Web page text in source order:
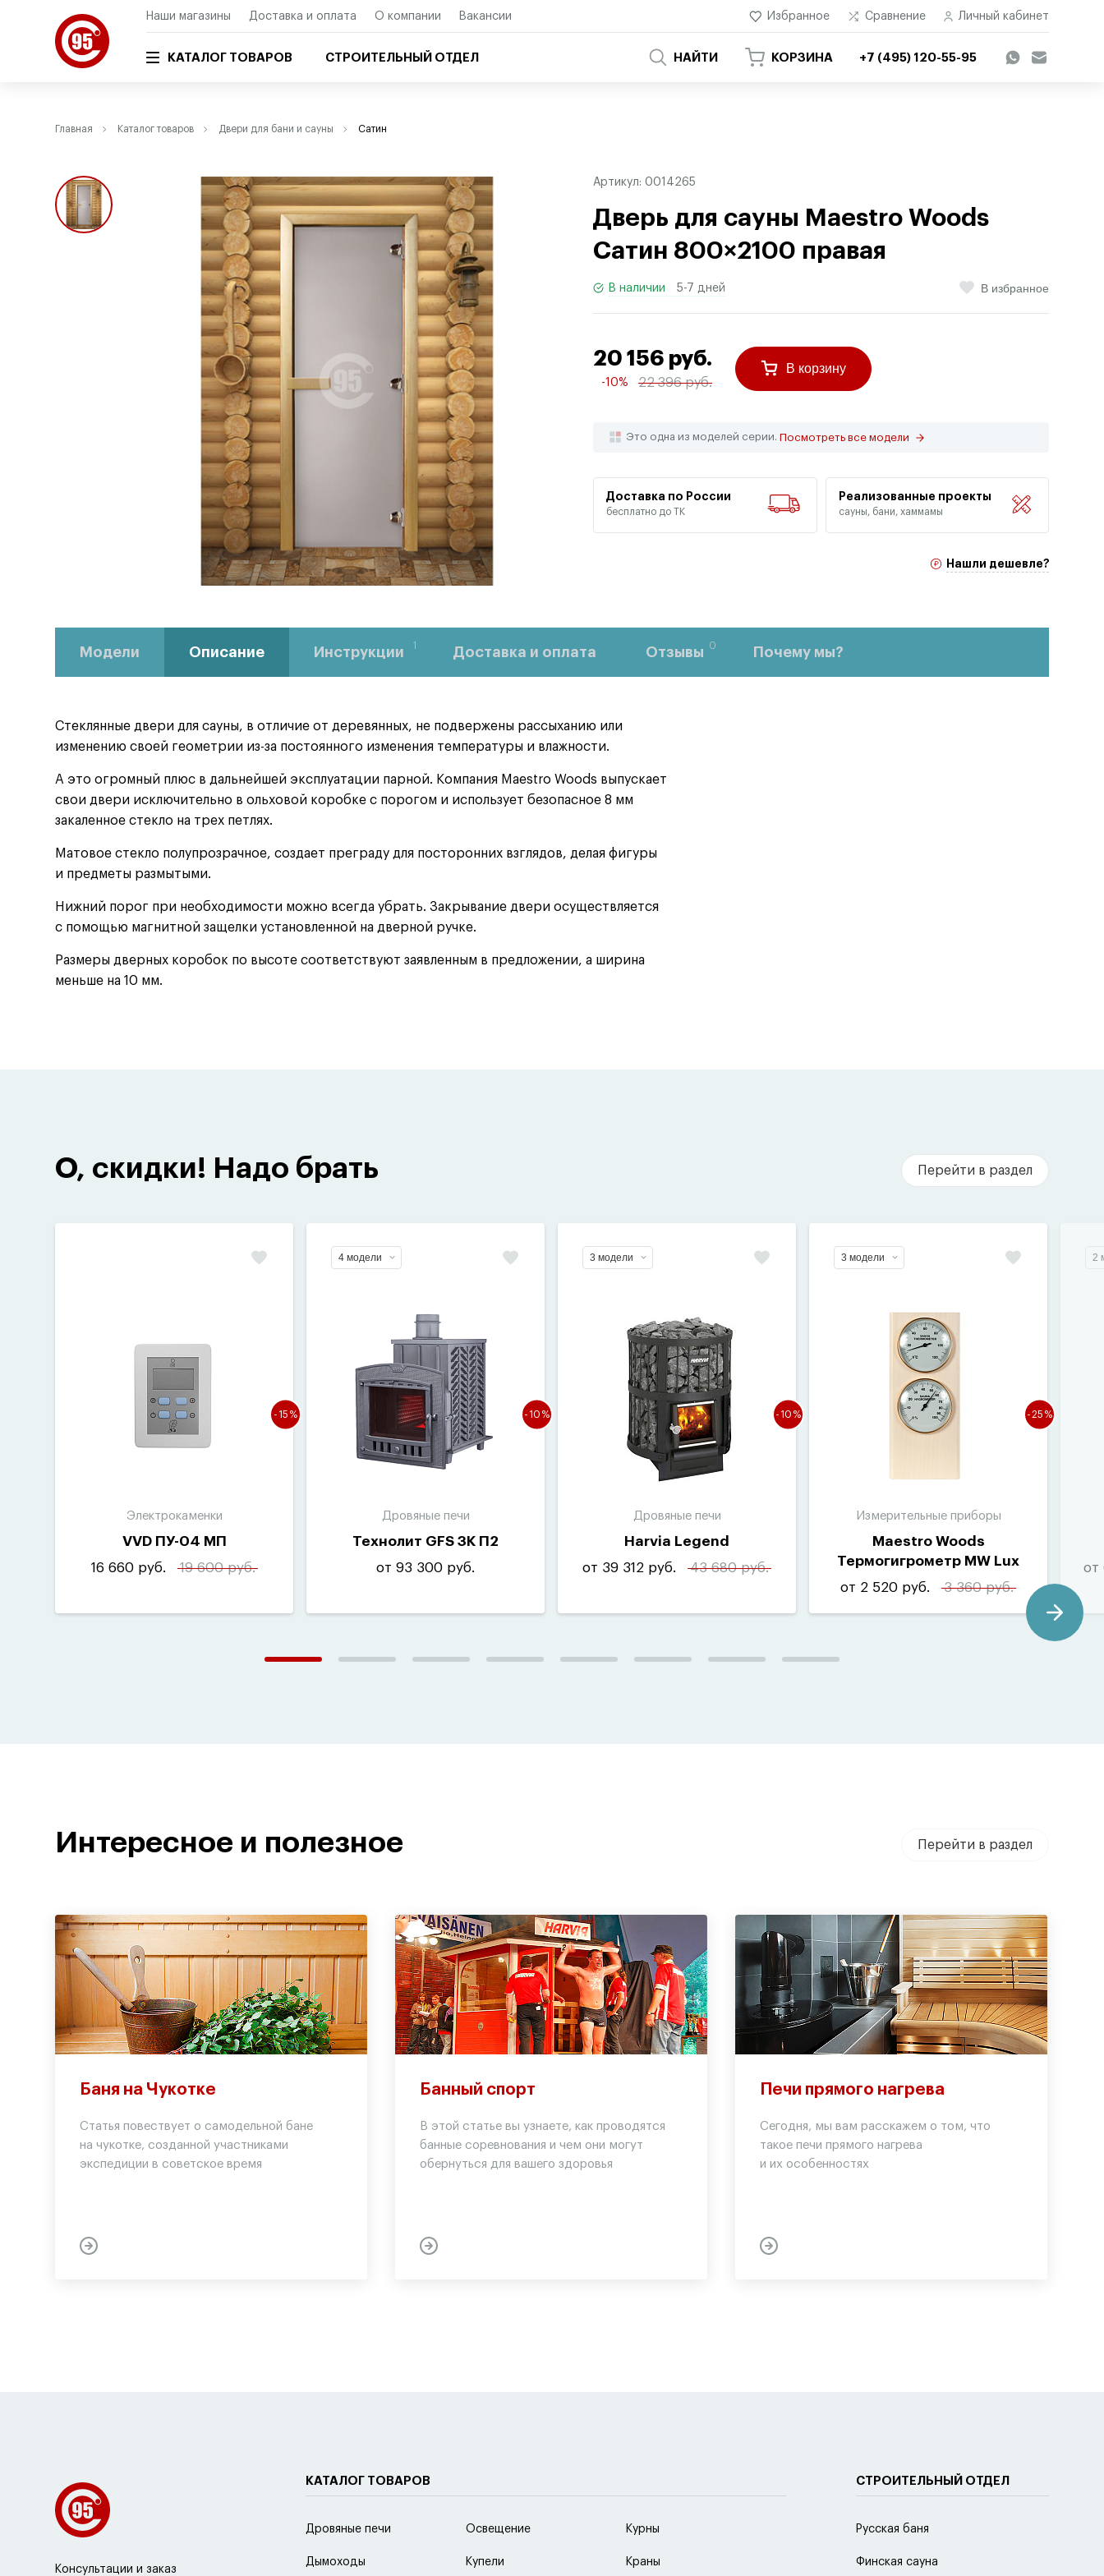
Наши магазины Доставка и оплата О компании Вакансии Избранное Сравнение Личный кабинет
КАТАЛОГ ТОВАРОВ СТРОИТЕЛЬНЫЙ ОТДЕЛ НАЙТИ КОРЗИНА +7 (495) 120-55-95
Главная Каталог товаров Двери для бани и сауны Сатин
Артикул: 0014265
Дверь для сауны Maestro Woods
Сатин 800×2100 правая
В наличии 5-7 дней В избранное
20 156 руб.
-10% 22 396 руб.
В корзину
Это одна из моделей серии. Посмотреть все модели
Доставка по России
бесплатно до ТК
Реализованные проекты
сауны, бани, хаммамы
Нашли дешевле?
Модели Описание Инструкции 1 Доставка и оплата Отзывы 0 Почему мы?
Стеклянные двери для сауны, в отличие от деревянных, не подвержены рассыханию или
изменению своей геометрии из-за постоянного изменения температуры и влажности.
А это огромный плюс в дальнейшей эксплуатации парной. Компания Maestro Woods выпускает
свои двери исключительно в ольховой коробке с порогом и использует безопасное 8 мм
закаленное стекло на трех петлях.
Матовое стекло полупрозрачное, создает преграду для посторонних взглядов, делая фигуры
и предметы размытыми.
Нижний порог при необходимости можно всегда убрать. Закрывание двери осуществляется
с помощью магнитной защелки установленной на дверной ручке.
Размеры дверных коробок по высоте соответствуют заявленным в предложении, а ширина
меньше на 10 мм.
О, скидки! Надо брать Перейти в раздел
-15%
Электрокаменки
VVD ПУ-04 МП
16 660 руб.
19 600 руб.
4 модели
-10%
Дровяные печи
Технолит GFS ЗК П2
от 93 300 руб.
3 модели
-10%
Дровяные печи
Harvia Legend
от 39 312 руб.
43 680 руб.
3 модели
-25%
Измерительные приборы
Maestro Woods
Термогигрометр MW Lux
от 2 520 руб.
3 360 руб.
2
от
Интересное и полезное Перейти в раздел
Баня на Чукотке
Статья повествует о самодельной бане
на чукотке, созданной участниками
экспедиции в советское время
Банный спорт
В этой статье вы узнаете, как проводятся
банные соревнования и чем они могут
обернуться для вашего здоровья
Печи прямого нагрева
Сегодня, мы вам расскажем о том, что
такое печи прямого нагрева
и их особенностях
Консультации и заказ
КАТАЛОГ ТОВАРОВ
Дровяные печи
Дымоходы
Освещение
Купели
Курны
Краны
СТРОИТЕЛЬНЫЙ ОТДЕЛ
Русская баня
Финская сауна